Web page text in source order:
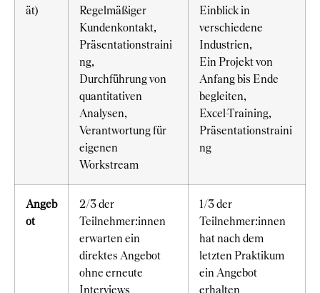
ät)
Regelmäßiger
Kundenkontakt,
Präsentationstraini
ng,
Durchführung von
quantitativen
Analysen,
Verantwortung für
eigenen
Workstream
Einblick in
verschiedene
Industrien,
Ein Projekt von
Anfang bis Ende
begleiten,
Excel-Training,
Präsentationstraini
ng
Angeb
ot
2/3 der
Teilnehmer:innen
erwarten ein
direktes Angebot
ohne erneute
Interviews
1/3 der
Teilnehmer:innen
hat nach dem
letzten Praktikum
ein Angebot
erhalten